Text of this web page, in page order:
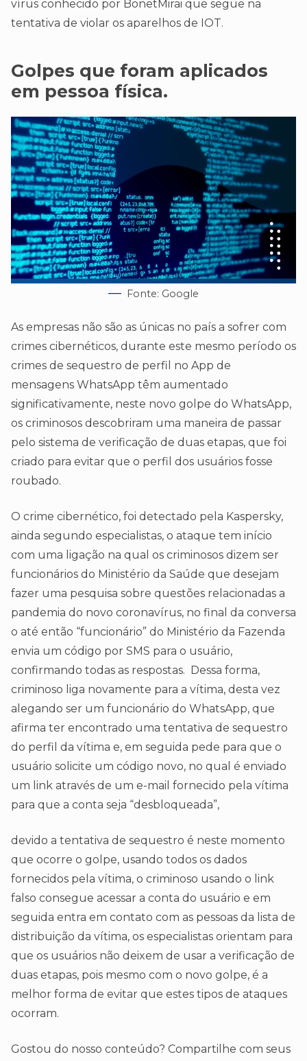
vírus conhecido por BonetMirai que segue na
tentativa de violar os aparelhos de IOT.
Golpes que foram aplicados
em pessoa física.
Fonte: Google
As empresas não são as únicas no país a sofrer com
crimes cibernéticos, durante este mesmo período os
crimes de sequestro de perfil no App de
mensagens WhatsApp têm aumentado
significativamente, neste novo golpe do WhatsApp,
os criminosos descobriram uma maneira de passar
pelo sistema de verificação de duas etapas, que foi
criado para evitar que o perfil dos usuários fosse
roubado.
O crime cibernético, foi detectado pela Kaspersky,
ainda segundo especialistas, o ataque tem início
com uma ligação na qual os criminosos dizem ser
funcionários do Ministério da Saúde que desejam
fazer uma pesquisa sobre questões relacionadas a
pandemia do novo coronavírus, no final da conversa
o até então “funcionário” do Ministério da Fazenda
envia um código por SMS para o usuário,
confirmando todas as respostas. Dessa forma,
criminoso liga novamente para a vítima, desta vez
alegando ser um funcionário do WhatsApp, que
afirma ter encontrado uma tentativa de sequestro
do perfil da vítima e, em seguida pede para que o
usuário solicite um código novo, no qual é enviado
um link através de um e-mail fornecido pela vítima
para que a conta seja “desbloqueada”,
devido a tentativa de sequestro é neste momento
que ocorre o golpe, usando todos os dados
fornecidos pela vítima, o criminoso usando o link
falso consegue acessar a conta do usuário e em
seguida entra em contato com as pessoas da lista de
distribuição da vítima, os especialistas orientam para
que os usuários não deixem de usar a verificação de
duas etapas, pois mesmo com o novo golpe, é a
melhor forma de evitar que estes tipos de ataques
ocorram.
Gostou do nosso conteúdo? Compartilhe com seus